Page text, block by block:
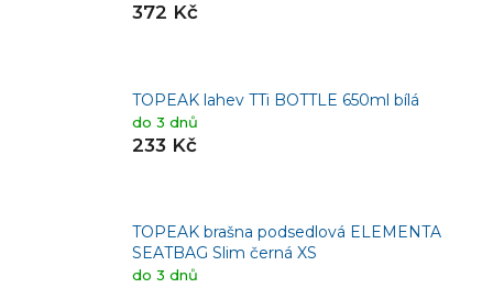
372 Kč
TOPEAK lahev TTi BOTTLE 650ml bílá
do 3 dnů
233 Kč
TOPEAK brašna podsedlová ELEMENTA
SEATBAG Slim černá XS
do 3 dnů